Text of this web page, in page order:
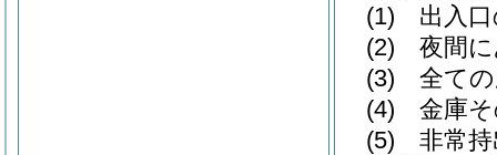
(1)
出入
(2)
夜間
(3)
全て
(4)
金庫
(5)
非常